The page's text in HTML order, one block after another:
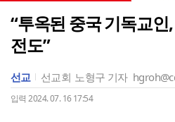
“투옥된 중국 기독교
전도”
선교 선교회 노형구 기자
입력 2024. 07. 16 17:54